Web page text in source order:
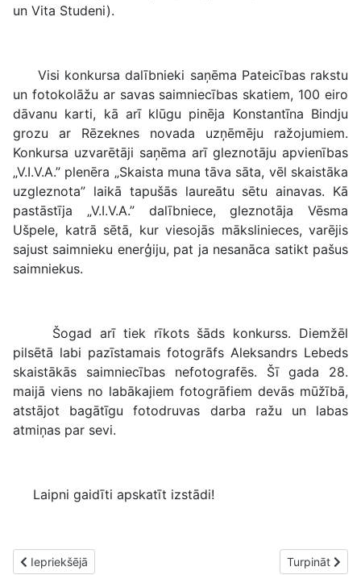
un Vita Studeni).
Visi konkursa dalībnieki saņēma Pateicības rakstu
un fotokolāžu ar savas saimniecības skatiem, 100 eiro
dāvanu karti, kā arī klūgu pinēja Konstantīna Bindju
grozu ar Rēzeknes novada uzņēmēju ražojumiem.
Konkursa uzvarētāji saņēma arī gleznotāju apvienības
„V.I.V.A.” plenēra „Skaista muna tāva sāta, vēl skaistāka
uzgleznota” laikā tapušās laureātu sētu ainavas. Kā
pastāstīja „V.I.V.A.” dalībniece, gleznotāja Vēsma
Ušpele, katrā sētā, kur viesojās mākslinieces, varējis
sajust saimnieku enerģiju, pat ja nesanāca satikt pašus
saimniekus.
Šogad arī tiek rīkots šāds konkurss. Diemžēl
pilsētā labi pazīstamais fotogrāfs Aleksandrs Lebeds
skaistākās saimniecības nefotografēs. Šī gada 28.
maijā viens no labākajiem fotogrāfiem devās mūžībā,
atstājot bagātīgu fotodruvas darba ražu un labas
atmiņas par sevi.
Laipni gaidīti apskatīt izstādi!
Iepriekšējais raksts: Rēzekne Ērika Zlatkus objektīvā
Iepriekšējā Nākamais
Turpināt